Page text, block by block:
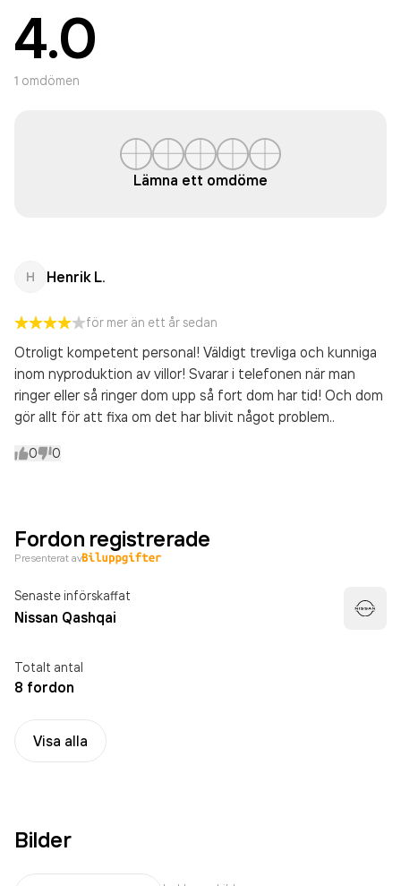
4.0
1 omdömen
Lämna ett omdöme
H Henrik L.
för mer än ett år sedan
Otroligt kompetent personal! Väldigt trevliga och kunniga
inom nyproduktion av villor! Svarar i telefonen när man
ringer eller så ringer dom upp så fort dom har tid! Och dom
gör allt för att fixa om det har blivit något problem..
0 0
Fordon registrerade
Presenterat av
Senaste införskaffat
Nissan Qashqai
Totalt antal
8 fordon
Visa alla
Bilder